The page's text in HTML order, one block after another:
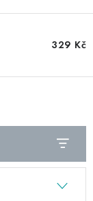
329 Kč